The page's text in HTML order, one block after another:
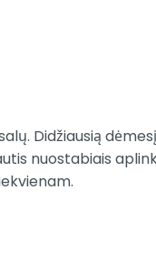
Didžiausią
nuostabiais